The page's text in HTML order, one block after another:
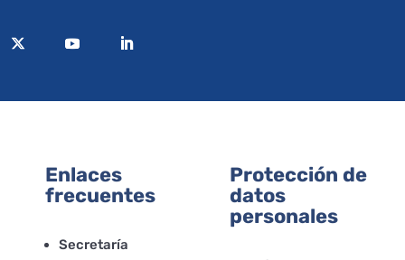
Enlaces
frecuentes
Secretaría
Protección de
datos
personales